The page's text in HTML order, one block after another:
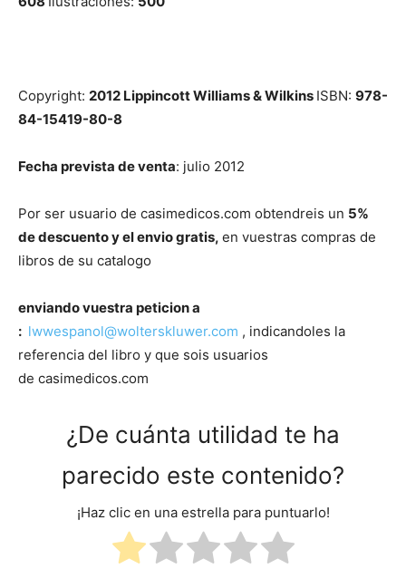
Copyright: 2012 Lippincott Williams & Wilkins ISBN: 978-
84-15419-80-8
Fecha prevista de venta: julio 2012
Por ser usuario de casimedicos.com obtendreis un 5%
de descuento y el envio gratis, en vuestras compras de
libros de su catalogo
enviando vuestra peticion a
: lwwespanol@wolterskluwer.com , indicandoles la
referencia del libro y que sois usuarios
de casimedicos.com
¿De cuánta utilidad te ha
parecido este contenido?
¡Haz clic en una estrella para puntuarlo!